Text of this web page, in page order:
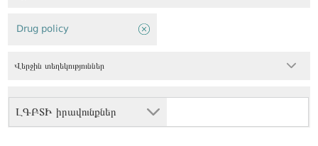
ԼԳԲՏԻ իրավունքներ
Drug policy
Վերջին տեղեկություններ